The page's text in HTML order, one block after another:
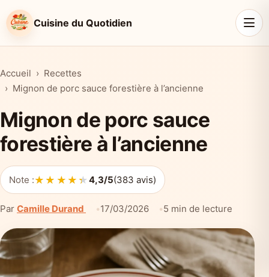
Cuisine du Quotidien
Accueil
Recettes
Mignon de porc sauce forestière à l’ancienne
Mignon de porc sauce
forestière à l’ancienne
Note :★★★★★
★★★★★4,3/5(383 avis)
Par Camille Durand 17/03/2026 5 min de lecture